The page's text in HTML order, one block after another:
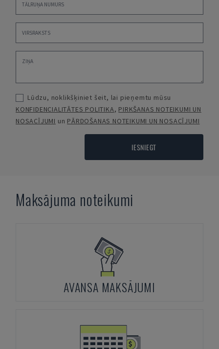
Lūdzu, noklikšķiniet šeit, lai pieņemtu mūsu
KONFIDENCIALITĀTES POLITIKA, PIRKŠANAS NOTEIKUMI UN
NOSACĪJUMI un PĀRDOŠANAS NOTEIKUMI UN NOSACĪJUMI
IESNIEGT
Maksājuma noteikumi
AVANSA MAKSĀJUMI